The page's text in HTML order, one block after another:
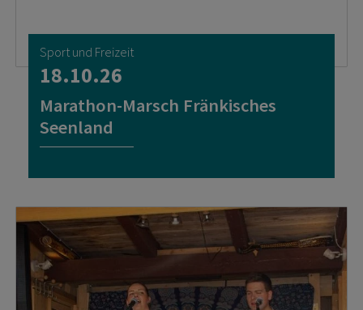
Sport und Freizeit
18.10.26
Marathon-Marsch Fränkisches
Seenland